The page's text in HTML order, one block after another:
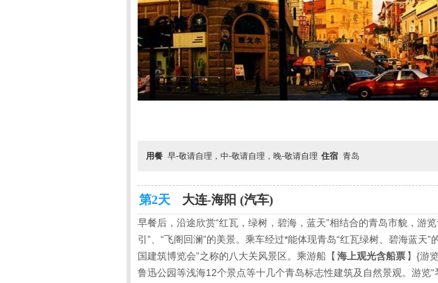
用餐 早-敬请自理，中-敬请自理，晚-敬请自理 住宿 青岛
第2天 大连-海阳 (汽车)
早餐后，沿途欣赏“红瓦，绿树，碧海，蓝天”相结合的青岛市貌，游
引”、“飞阁回澜”的美景。乘车经过*能体现青岛“红瓦绿树、碧海蓝天”
国建筑博览会”之称的八大关风景区。乘游船【 海上观光含船票 】{游
鲁迅公园等浅海12个景点等十几个青岛标志性建筑及自然景观。游览“